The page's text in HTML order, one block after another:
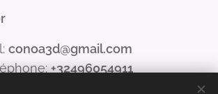
conoa3d@gmail.com
+32496054911